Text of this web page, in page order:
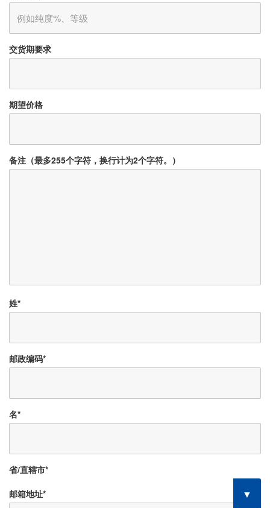
交货期要求
期望价格
备注（最多255个字符，换行计为2个字符。）
姓*
邮政编码*
名*
省/直辖市*
邮箱地址*